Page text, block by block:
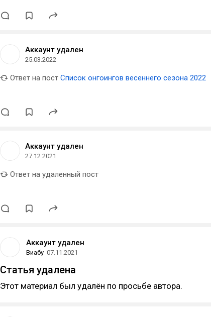
Аккаунт удален
25.03.2022
Ответ на пост Список онгоингов весеннего сезона 2022
Аккаунт удален
27.12.2021
Ответ на удаленный пост
Аккаунт удален
Виабу 07.11.2021
Статья удалена
Этот материал был удалён по просьбе автора.